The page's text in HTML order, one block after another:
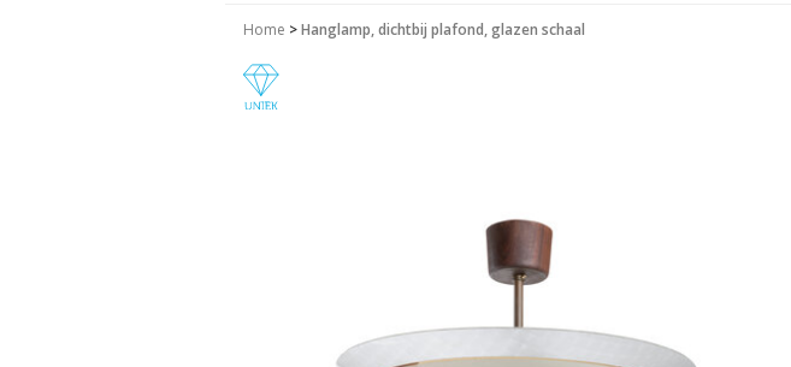
Home >Hanglamp, dichtbij plafond, glazen schaal